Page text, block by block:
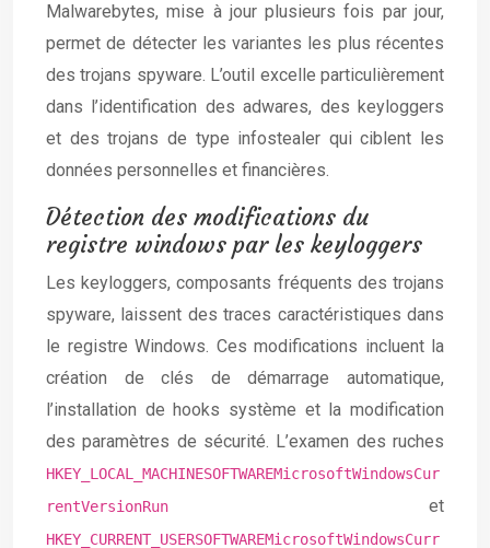
Malwarebytes, mise à jour plusieurs fois par jour,
permet de détecter les variantes les plus récentes
des trojans spyware. L’outil excelle particulièrement
dans l’identification des adwares, des keyloggers
et des trojans de type infostealer qui ciblent les
données personnelles et financières.
Détection des modifications du
registre windows par les keyloggers
Les keyloggers, composants fréquents des trojans
spyware, laissent des traces caractéristiques dans
le registre Windows. Ces modifications incluent la
création de clés de démarrage automatique,
l’installation de hooks système et la modification
des paramètres de sécurité. L’examen des ruches
HKEY_LOCAL_MACHINESOFTWAREMicrosoftWindowsCur
rentVersionRun et
HKEY_CURRENT_USERSOFTWAREMicrosoftWindowsCurr